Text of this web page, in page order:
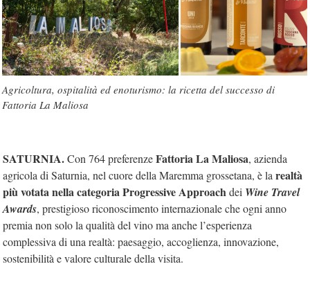
Agricoltura, ospitalità ed enoturismo: la ricetta del successo di
Fattoria La Maliosa
SATURNIA.Con 764 preferenzeFattoria La Maliosa, azienda
agricola di Saturnia, nel cuore della Maremma grossetana, è la realtà
più votata nella categoriaProgressive Approachdei Wine Travel
Awards, prestigioso riconoscimento internazionale che ogni anno
premia non solo la qualità del vino ma anche l’esperienza
complessiva di una realtà: paesaggio, accoglienza, innovazione,
sostenibilità e valore culturale della visita.